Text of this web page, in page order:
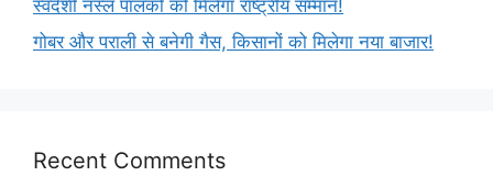
स्वदेशी नस्ल पालकों को मिलेगा राष्ट्रीय सम्मान!
गोबर और पराली से बनेगी गैस, किसानों को मिलेगा नया बाजार!
Recent Comments